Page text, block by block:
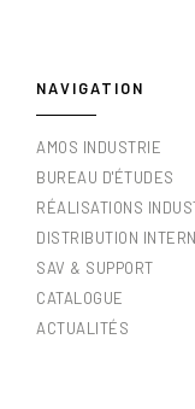
NAVIGATION
AMOS INDUSTRIE
BUREAU D'ÉTUDES
RÉALISATIONS
DISTRIBUTION
SAV & SUPPORT
CATALOGUE
ACTUALITÉS